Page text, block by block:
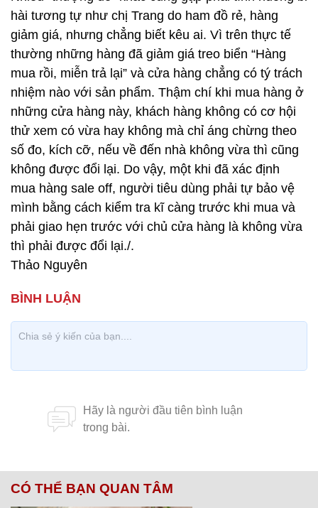
hài tương tự như chị Trang do ham đồ rẻ, hàng
giảm giá, nhưng chẳng biết kêu ai. Vì trên thực tế
thường những hàng đã giảm giá treo biển “Hàng
mua rồi, miễn trả lại” và cửa hàng chẳng có tý trách
nhiệm nào với sản phẩm. Thậm chí khi mua hàng ở
những cửa hàng này, khách hàng không có cơ hội
thử xem có vừa hay không mà chỉ áng chừng theo
số đo, kích cỡ, nếu về đến nhà không vừa thì cũng
không được đổi lại. Do vậy, một khi đã xác định
mua hàng sale off, người tiêu dùng phải tự bảo vệ
mình bằng cách kiểm tra kĩ càng trước khi mua và
phải giao hẹn trước với chủ cửa hàng là không vừa
thì phải được đổi lại./.
Thảo Nguyên
CÓ THỂ BẠN QUAN TÂM